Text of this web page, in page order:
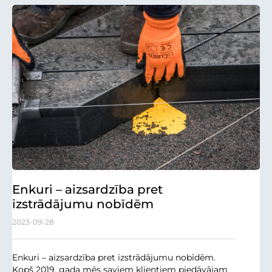
Enkuri – aizsardzība pret
izstrādājumu nobīdēm
2023-09-28
Enkuri – aizsardzība pret izstrādājumu nobīdēm.
Kopš 2019. gada mēs saviem klientiem piedāvājam